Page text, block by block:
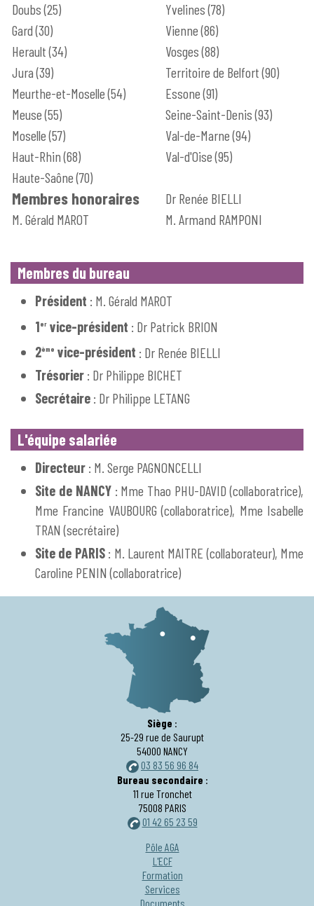
Doubs (25)
Yvelines (78)
Gard (30)
Vienne (86)
Herault (34)
Vosges (88)
Jura (39)
Territoire de Belfort (90)
Meurthe-et-Moselle (54)
Essone (91)
Meuse (55)
Seine-Saint-Denis (93)
Moselle (57)
Val-de-Marne (94)
Haut-Rhin (68)
Val-d'Oise (95)
Haute-Saône (70)
Membres honoraires
Dr Renée BIELLI
M. Gérald MAROT
M. Armand RAMPONI
Membres du bureau
Président : M. Gérald MAROT
1er vice-président : Dr Patrick BRION
2ème vice-président : Dr Renée BIELLI
Trésorier : Dr Philippe BICHET
Secrétaire : Dr Philippe LETANG
L'équipe salariée
Directeur : M. Serge PAGNONCELLI
Site de NANCY: Mme Thao PHU-DAVID (collaboratrice),
Mme Francine VAUBOURG (collaboratrice), Mme Isabelle
TRAN (secrétaire)
Site de PARIS: M. Laurent MAITRE (collaborateur), Mme
Caroline PENIN (collaboratrice)
Siège :
25-29 rue de Saurupt
54000 NANCY
03 83 56 96 84
Bureau secondaire :
11 rue Tronchet
75008 PARIS
01 42 65 23 59
Pôle AGA
L'ECF
Formation
Services
Documents